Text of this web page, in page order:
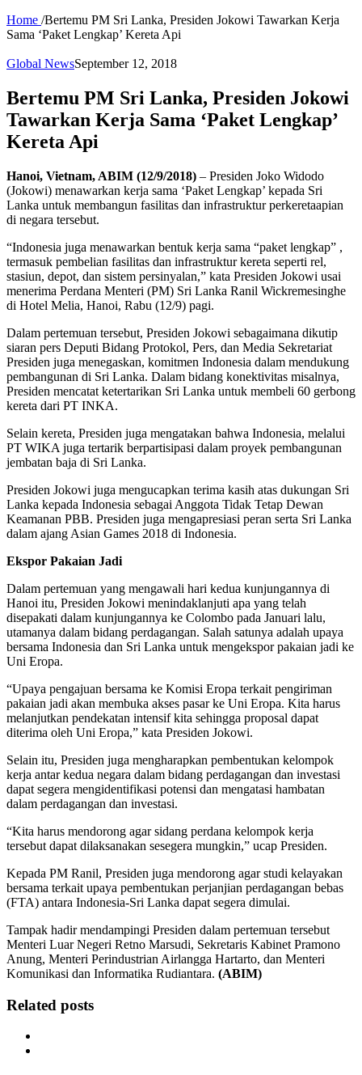
Home /Bertemu PM Sri Lanka, Presiden Jokowi Tawarkan Kerja
Sama ‘Paket Lengkap’ Kereta Api
Global NewsSeptember 12, 2018
Bertemu PM Sri Lanka, Presiden Jokowi
Tawarkan Kerja Sama ‘Paket Lengkap’
Kereta Api
Hanoi, Vietnam, ABIM (12/9/2018) – Presiden Joko Widodo
(Jokowi) menawarkan kerja sama ‘Paket Lengkap’ kepada Sri
Lanka untuk membangun fasilitas dan infrastruktur perkeretaapian
di negara tersebut.
“Indonesia juga menawarkan bentuk kerja sama “paket lengkap” ,
termasuk pembelian fasilitas dan infrastruktur kereta seperti rel,
stasiun, depot, dan sistem persinyalan,” kata Presiden Jokowi usai
menerima Perdana Menteri (PM) Sri Lanka Ranil Wickremesinghe
di Hotel Melia, Hanoi, Rabu (12/9) pagi.
Dalam pertemuan tersebut, Presiden Jokowi sebagaimana dikutip
siaran pers Deputi Bidang Protokol, Pers, dan Media Sekretariat
Presiden juga menegaskan, komitmen Indonesia dalam mendukung
pembangunan di Sri Lanka. Dalam bidang konektivitas misalnya,
Presiden mencatat ketertarikan Sri Lanka untuk membeli 60 gerbong
kereta dari PT INKA.
Selain kereta, Presiden juga mengatakan bahwa Indonesia, melalui
PT WIKA juga tertarik berpartisipasi dalam proyek pembangunan
jembatan baja di Sri Lanka.
Presiden Jokowi juga mengucapkan terima kasih atas dukungan Sri
Lanka kepada Indonesia sebagai Anggota Tidak Tetap Dewan
Keamanan PBB. Presiden juga mengapresiasi peran serta Sri Lanka
dalam ajang Asian Games 2018 di Indonesia.
Ekspor Pakaian Jadi
Dalam pertemuan yang mengawali hari kedua kunjungannya di
Hanoi itu, Presiden Jokowi menindaklanjuti apa yang telah
disepakati dalam kunjungannya ke Colombo pada Januari lalu,
utamanya dalam bidang perdagangan. Salah satunya adalah upaya
bersama Indonesia dan Sri Lanka untuk mengekspor pakaian jadi ke
Uni Eropa.
“Upaya pengajuan bersama ke Komisi Eropa terkait pengiriman
pakaian jadi akan membuka akses pasar ke Uni Eropa. Kita harus
melanjutkan pendekatan intensif kita sehingga proposal dapat
diterima oleh Uni Eropa,” kata Presiden Jokowi.
Selain itu, Presiden juga mengharapkan pembentukan kelompok
kerja antar kedua negara dalam bidang perdagangan dan investasi
dapat segera mengidentifikasi potensi dan mengatasi hambatan
dalam perdagangan dan investasi.
“Kita harus mendorong agar sidang perdana kelompok kerja
tersebut dapat dilaksanakan sesegera mungkin,” ucap Presiden.
Kepada PM Ranil, Presiden juga mendorong agar studi kelayakan
bersama terkait upaya pembentukan perjanjian perdagangan bebas
(FTA) antara Indonesia-Sri Lanka dapat segera dimulai.
Tampak hadir mendampingi Presiden dalam pertemuan tersebut
Menteri Luar Negeri Retno Marsudi, Sekretaris Kabinet Pramono
Anung, Menteri Perindustrian Airlangga Hartarto, dan Menteri
Komunikasi dan Informatika Rudiantara. (ABIM)
Related posts